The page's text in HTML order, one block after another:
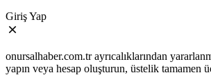
Giriş Yap
onursalhaber.com.tr ayrıcalıklarından
yapın veya hesap oluşturun, üstelik tamamen